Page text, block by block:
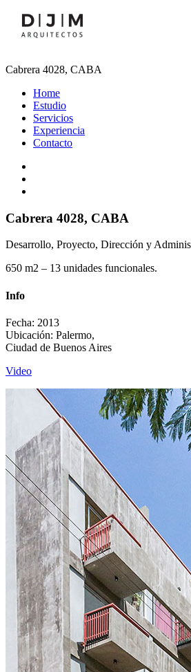
Cabrera 4028, CABA
Home
Estudio
Servicios
Experiencia
Contacto
Cabrera 4028, CABA
Desarrollo, Proyecto, Dirección y
650 m2 – 13 unidades funcionales.
Info
Fecha: 2013
Ubicación: Palermo,
Ciudad de Buenos Aires
Video